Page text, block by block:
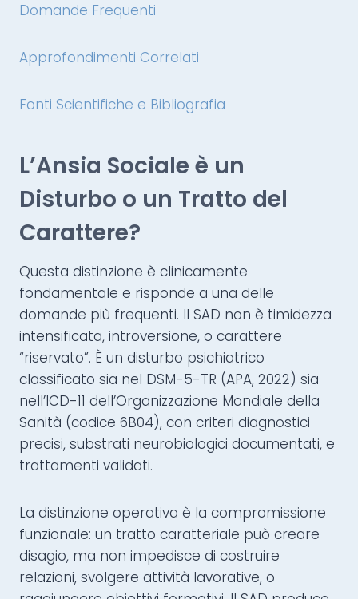
Domande Frequenti
Approfondimenti Correlati
Fonti Scientifiche e Bibliografia
L’Ansia Sociale è un
Disturbo o un Tratto del
Carattere?
Questa distinzione è clinicamente
fondamentale e risponde a una delle
domande più frequenti. Il SAD non è timidezza
intensificata, introversione, o carattere
“riservato”. È un disturbo psichiatrico
classificato sia nel DSM-5-TR (APA, 2022) sia
nell’ICD-11 dell’Organizzazione Mondiale della
Sanità (codice 6B04), con criteri diagnostici
precisi, substrati neurobiologici documentati, e
trattamenti validati.
La distinzione operativa è la compromissione
funzionale: un tratto caratteriale può creare
disagio, ma non impedisce di costruire
relazioni, svolgere attività lavorative, o